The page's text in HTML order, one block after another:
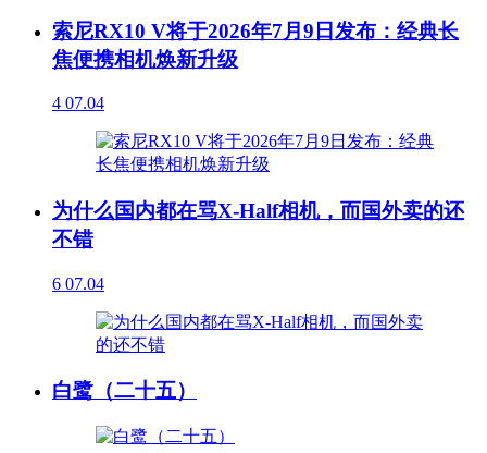
索尼RX10 V将于2026年7月9日发布：经典长
焦便携相机焕新升级
4 07.04
为什么国内都在骂X-Half相机，而国外卖的还
不错
6 07.04
白鹭（二十五）